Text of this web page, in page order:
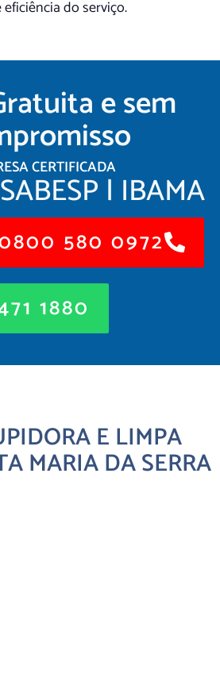
do serviço.
e sem
CERTIFICADA| IBAMA
580 0972
1880
E LIMPA
MARIA DA SERRA